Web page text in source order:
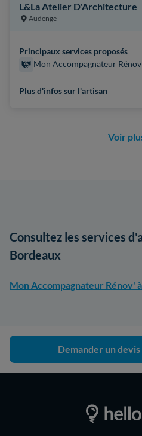
L&La Atelier D'Architecture
Audenge
Principaux services proposés
Mon Accompagnateur Rénov'
Plus d'infos sur l'artisan
Voir
Consultez les services
Bordeaux
Mon Accompagnateur Rénov'
Demander un